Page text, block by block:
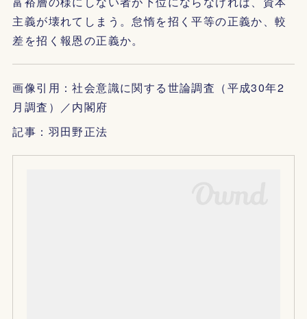
主義が壊れてしまう。怠惰を招く平等の正義か、較
差を招く報恩の正義か。
画像引用：社会意識に関する世論調査（平成30年2
月調査）／内閣府
記事：羽田野正法